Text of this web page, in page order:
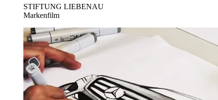
STIFTUNG LIEBENAU
Markenfilm